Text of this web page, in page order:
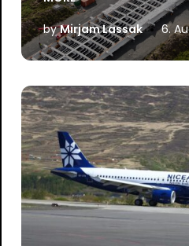
byMirjam Lassak 6.